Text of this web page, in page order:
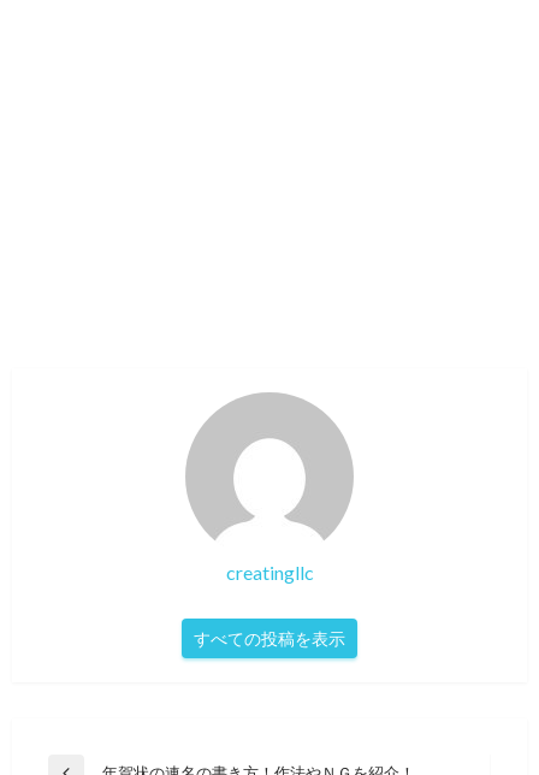
creatingllc
すべての投稿を表示